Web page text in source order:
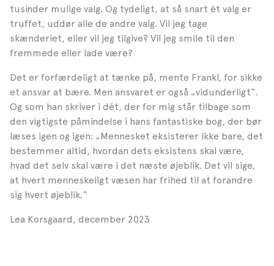
tusinder mulige valg. Og tydeligt, at så snart ét valg er
truffet, uddør alle de andre valg. Vil jeg tage
skænderiet, eller vil jeg tilgive? Vil jeg smile til den
fremmede eller lade være?
Det er forfærdeligt at tænke på, mente Frankl, for sikke
et ansvar at bære. Men ansvaret er også „vidunderligt“.
Og som han skriver i dét, der for mig står tilbage som
den vigtigste påmindelse i hans fantastiske bog, der bør
læses igen og igen: „Mennesket eksisterer ikke bare, det
bestemmer altid, hvordan dets eksistens skal være,
hvad det selv skal være i det næste øjeblik. Det vil sige,
at hvert menneskeligt væsen har frihed til at forandre
sig hvert øjeblik.“
Lea Korsgaard, december 2023